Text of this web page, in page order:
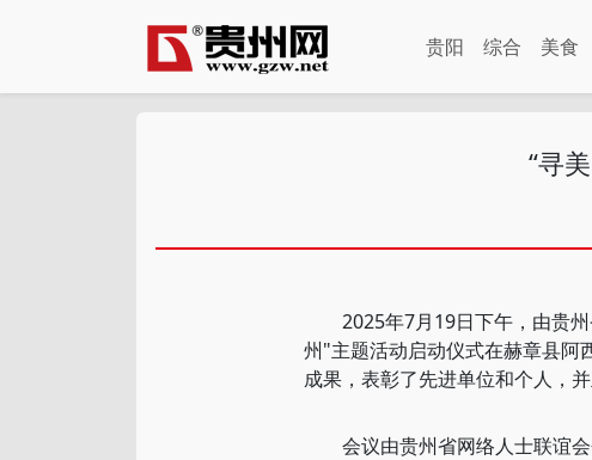
贵阳 综合 美食
“寻
2025年7月19日下午，由贵州
州"主题活动启动仪式在赫章县阿
成果，表彰了先进单位和个人，
会议由贵州省网络人士联谊会